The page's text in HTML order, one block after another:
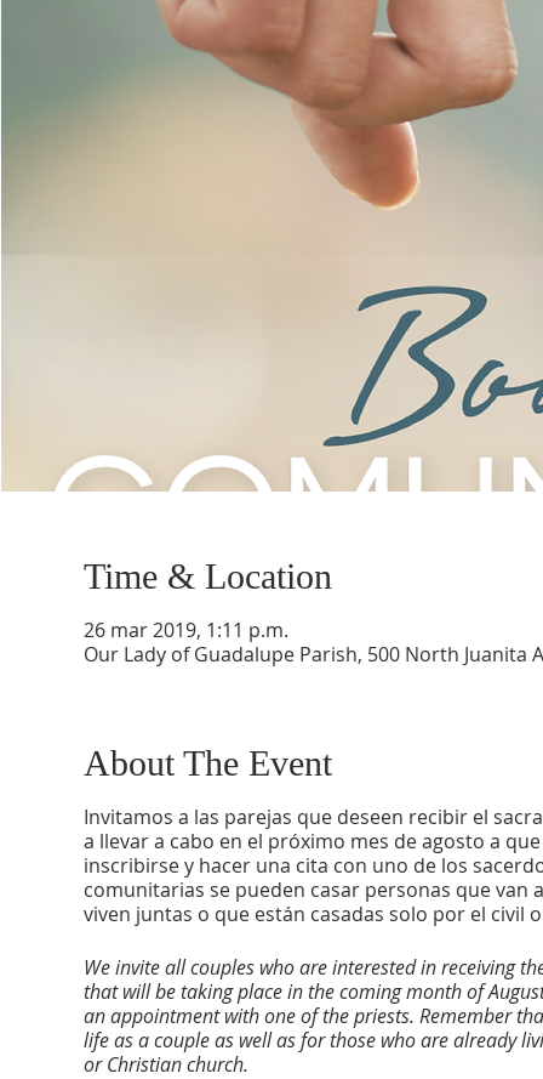
Time & Location
26 mar 2019, 1:11 p.m.
Our Lady of Guadalupe Parish, 500 North Juanita
About The Event
Invitamos a las parejas que deseen recibir el
a llevar a cabo en el próximo mes de agosto a
inscribirse y hacer una cita con uno de los
comunitarias se pueden casar personas que
viven juntas o que están casadas solo por el
We invite all couples who are interested in receiving
that will be taking place in the coming month of
an appointment with one of the priests. Remember
life as a couple as well as for those who are already
or Christian church.